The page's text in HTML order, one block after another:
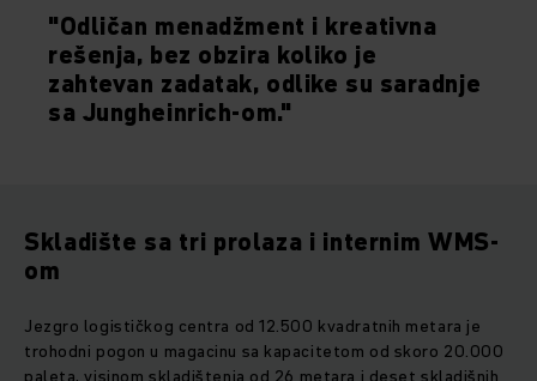
"Odličan menadžment i kreativna
rešenja, bez obzira koliko je
zahtevan zadatak, odlike su saradnje
sa Jungheinrich-om."
Skladište sa tri prolaza i internim WMS-
om
Jezgro logističkog centra od 12.500 kvadratnih metara je
trohodni pogon u magacinu sa kapacitetom od skoro 20.000